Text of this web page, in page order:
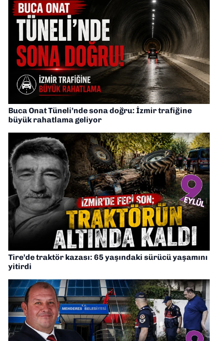
Buca Onat Tüneli’nde sona doğru: İzmir trafiğine
büyük rahatlama geliyor
Tire’de traktör kazası: 65 yaşındaki sürücü yaşamını
yitirdi